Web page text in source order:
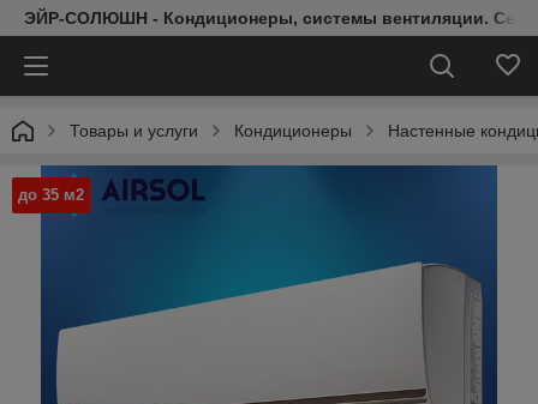
ЭЙР-СОЛЮШН - Кондиционеры, системы вентиляции.
Товары и услуги Кондиционеры Настенные
до 35 м2